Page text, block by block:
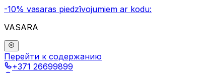
-10% vasaras piedzīvojumiem ar kodu:
VASARA
Перейти к содержанию
+371 26699899